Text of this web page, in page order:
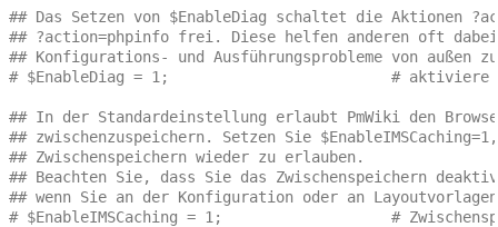
## Das Setzen von $EnableDiag schaltet die Aktionen
## ?action=phpinfo frei. Diese helfen anderen oft
## Konfigurations- und Ausführungsprobleme von außen
# $EnableDiag = 1;                         # aktiviere
## In der Standardeinstellung erlaubt PmWiki den
## zwischenzuspeichern. Setzen Sie
## Zwischenspeichern wieder zu erlauben.
## Beachten Sie, dass Sie das Zwischenspeichern
## wenn Sie an der Konfiguration oder an
# $EnableIMSCaching = 1;                   #